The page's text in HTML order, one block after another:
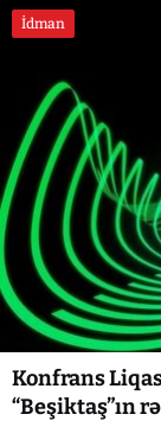
İdman
Konfrans
“Beşiktaş”ın